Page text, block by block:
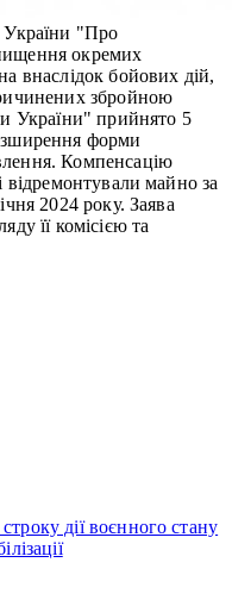
України "Про
окремих
внаслідок бойових дій,
збройною
України" прийнято 5
форми
Компенсацію
відремонтували майно за
2024 року. Заява
її комісією та
дії воєнного стану